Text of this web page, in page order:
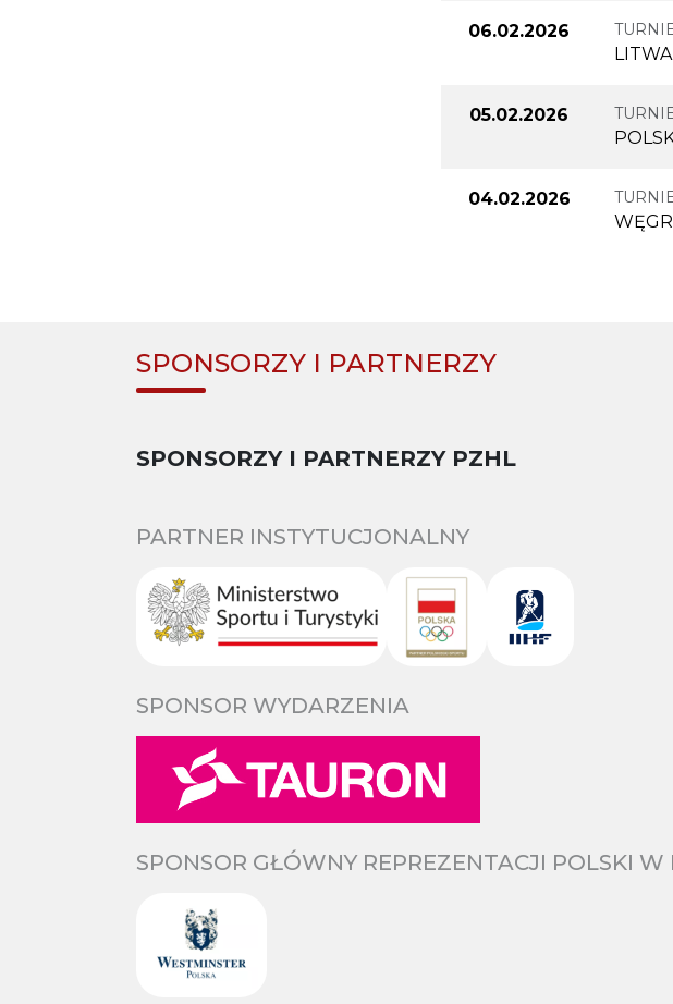
06.02.2026
05.02.2026
04.02.2026
SPONSORZY I PARTNERZY
SPONSORZY I PARTNERZY PZHL
PARTNER INSTYTUCJONALNY
SPONSOR WYDARZENIA
SPONSOR GŁÓWNY REPREZENTACJI POLSKI